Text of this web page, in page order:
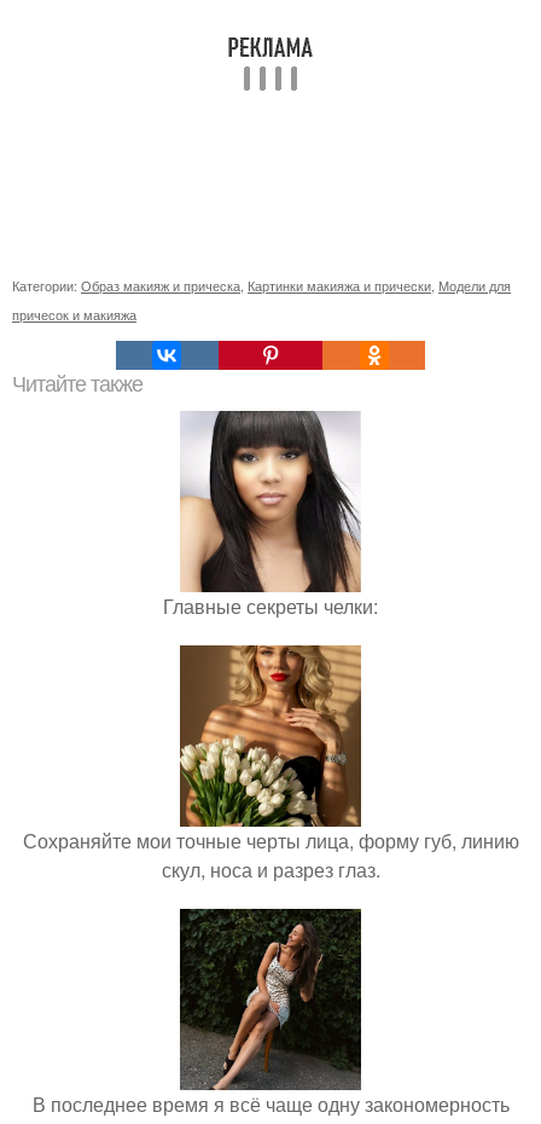
Категории: Образ макияж и прическа, Картинки макияжа и прически, Модели для
причесок и макияжа
Читайте также
Главные секреты челки:
Сохраняйте мои точные черты лица, форму губ, линию
скул, носа и разрез глаз.
В последнее время я всё чаще одну закономерность